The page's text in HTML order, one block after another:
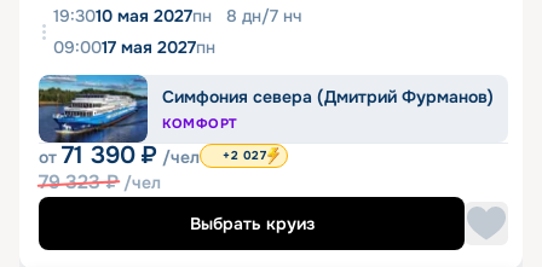
19:3010 мая 2027пн 8 дн/7 нч
09:0017 мая 2027пн
Симфония севера (Дмитрий Фурманов)
КОМФОРТ
от 71 390 ₽ /чел
79 323₽ /чел
+2 027
Выбрать круиз